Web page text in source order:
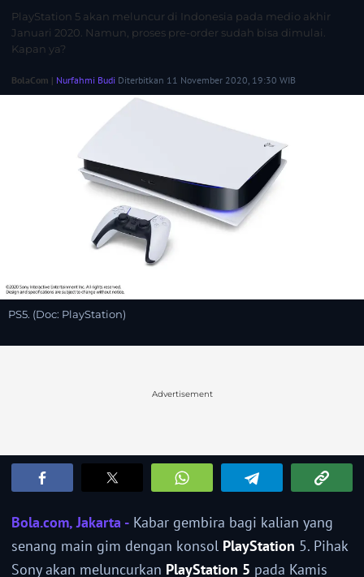
PlayStation 5 akan meluncur di Indonesia pada medio akhir
Januari 2020. Namun, proses pre-order sudah bisa dimulai.
Kapan ya?
BolaCom | Nurfahmi Budi Diterbitkan 11 November 2020, 19:30 WIB
PS5. (Doc: PlayStation)
Advertisement
Bola.com, Jakarta - Kabar gembira bagi kalian yang
senang main gim dengan konsol PlayStation 5. Pihak
Sony akan meluncurkan PlayStation 5 pada Kamis